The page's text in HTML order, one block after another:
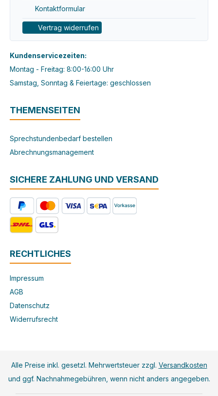
Kontaktformular
Vertrag widerrufen
Kundenservicezeiten:
Montag - Freitag: 8:00-16:00 Uhr
Samstag, Sonntag & Feiertage: geschlossen
THEMENSEITEN
Sprechstundenbedarf bestellen
Abrechnungsmanagement
SICHERE ZAHLUNG UND VERSAND
RECHTLICHES
Impressum
AGB
Datenschutz
Widerrufsrecht
Alle Preise inkl. gesetzl. Mehrwertsteuer zzgl. Versandkosten
und ggf. Nachnahmegebühren, wenn nicht anders angegeben.